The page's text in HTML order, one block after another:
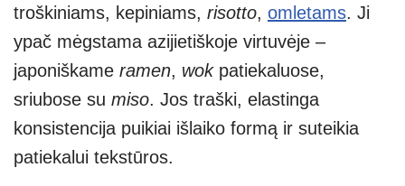
troškiniams, kepiniams, risotto, omletams. Ji
ypač mėgstama azijietiškoje virtuvėje –
japoniškame ramen, wokpatiekaluose,
sriubose su miso. Jos traški, elastinga
konsistencija puikiai išlaiko formą ir suteikia
patiekalui tekstūros.